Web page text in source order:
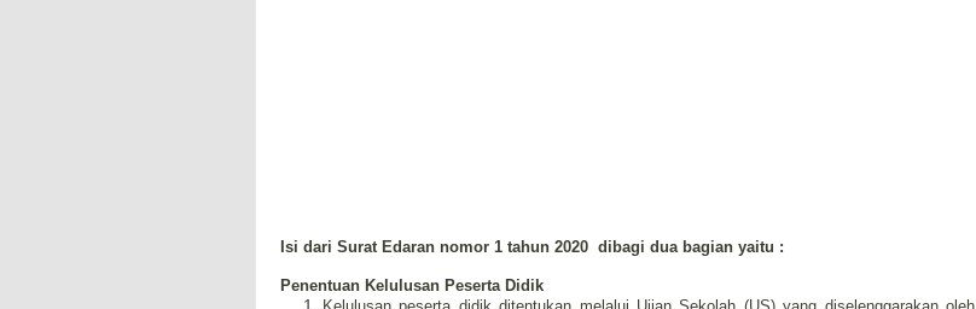
Isi dari Surat Edaran nomor 1 tahun 2020 dibagi dua bagian yaitu :
Penentuan Kelulusan Peserta Didik